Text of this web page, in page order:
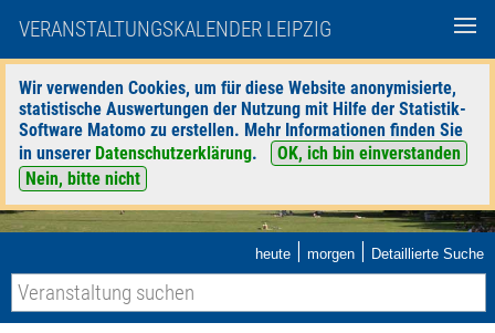
VERANSTALTUNGSKALENDER LEIPZIG
Wir verwenden Cookies, um für diese Website anonymisierte,
statistische Auswertungen der Nutzung mit Hilfe der Statistik-
Software Matomo zu erstellen. Mehr Informationen finden Sie
in unserer Datenschutzerklärung.
OK, ich bin einverstanden
Nein, bitte nicht
heute | morgen | Detaillierte Suche